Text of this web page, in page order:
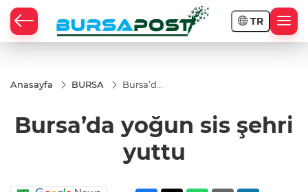
TR
Anasayfa BURSA
Bursa’da
Bursa’da yoğun sis şehri
yuttu